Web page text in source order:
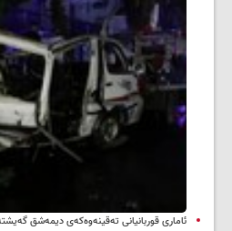
ئاماری قوربانیانی تەقینەوەکەی دیمەشق گەیشتە ۱۵